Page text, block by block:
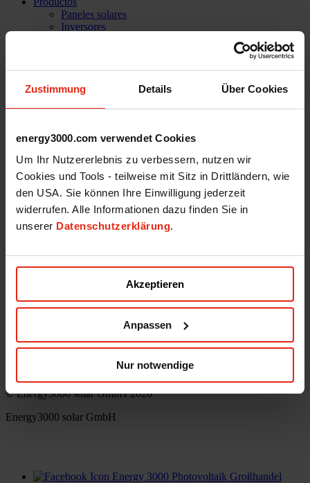
Zustimmung Details Über Cookies
energy3000.com verwendet Cookies
Um Ihr Nutzererlebnis zu verbessern, nutzen wir
Cookies und Tools - teilweise mit Sitz in Drittländern, wie
den USA. Sie können Ihre Einwilligung jederzeit
widerrufen. Alle Informationen dazu finden Sie in
unserer Datenschutzerklärung.
Akzeptieren
Anpassen
Nur notwendige
Paneles solares
Inversores
Soluciones informáticas
Referencias
Nuestro Equipo
Servicios
Asistencia técnica
Shop
© Energy3000 solar GmbH 2026
Energy3000 solar GmbH